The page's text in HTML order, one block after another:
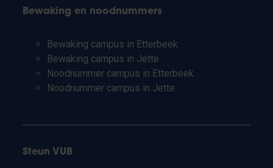
Bewaking en noodnummers
Bewaking campus in Etterbeek
Bewaking campus in Jette
Noodnummer campus in Etterbeek
Noodnummer campus in Jette
Steun VUB